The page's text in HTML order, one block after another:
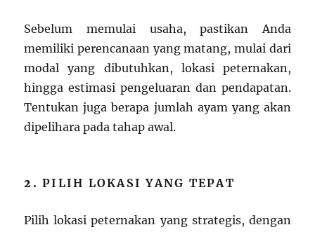
Sebelum memulai usaha, pastikan Anda
memiliki perencanaan yang matang, mulai dari
modal yang dibutuhkan, lokasi peternakan,
hingga estimasi pengeluaran dan pendapatan.
Tentukan juga berapa jumlah ayam yang akan
dipelihara pada tahap awal.
2.PILIH LOKASI YANG TEPAT
Pilih lokasi peternakan yang strategis, dengan